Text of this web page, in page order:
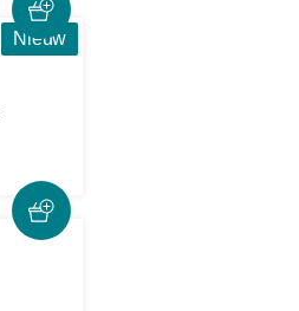
Nieuw